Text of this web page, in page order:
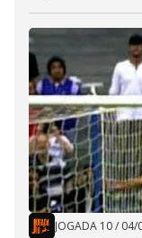
JOGADA 10/ 04/